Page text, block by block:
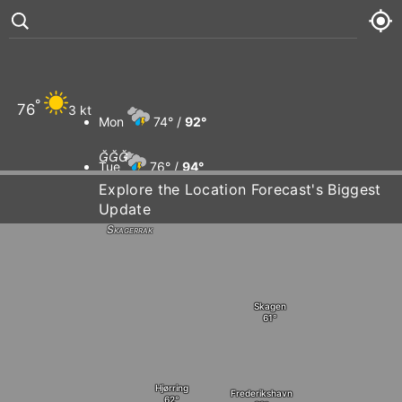
Skagerrak
Hjørring
Skagen
Frederikshavn
76° 3 kt
Mon 74° / 92°
Tue 76° / 94°
Wed

Explore the Location Forecast's Biggest
Update